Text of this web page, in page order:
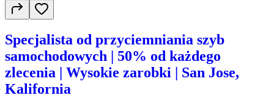
Specjalista od przyciemniania szyb
samochodowych | 50% od każdego
zlecenia | Wysokie zarobki | San Jose,
Kalifornia